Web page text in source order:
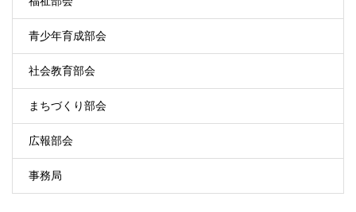
青少年育成部会
社会教育部会
まちづくり部会
広報部会
事務局